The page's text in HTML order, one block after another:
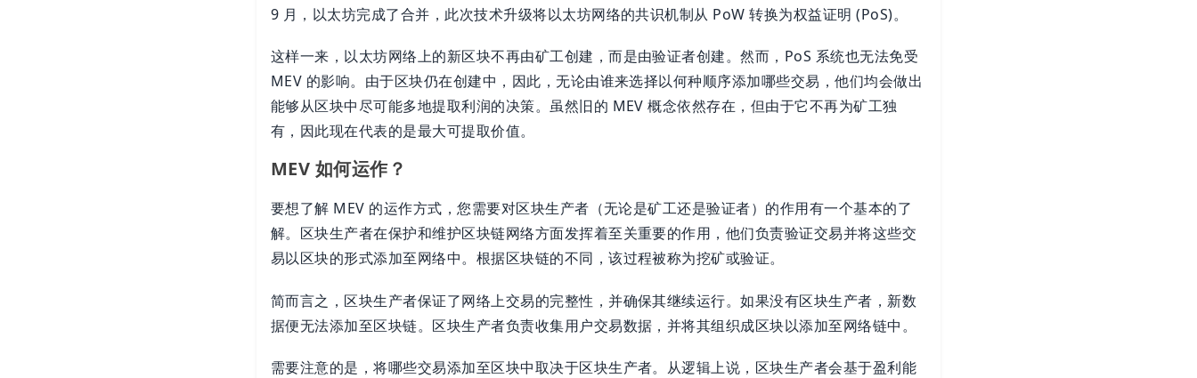
9 月，以太坊完成了合并，此次技术升级将以太坊网络的共识机制从 PoW 转换为权益证明 (PoS)。
这样一来，以太坊网络上的新区块不再由矿工创建，而是由验证者创建。然而，PoS 系统也无法免受
MEV 的影响。由于区块仍在创建中，因此，无论由谁来选择以何种顺序添加哪些交易，他们均会做出
能够从区块中尽可能多地提取利润的决策。虽然旧的 MEV 概念依然存在，但由于它不再为矿工独
有，因此现在代表的是最大可提取价值。
MEV 如何运作？
要想了解 MEV 的运作方式，您需要对区块生产者（无论是矿工还是验证者）的作用有一个基本的了
解。区块生产者在保护和维护区块链网络方面发挥着至关重要的作用，他们负责验证交易并将这些交
易以区块的形式添加至网络中。根据区块链的不同，该过程被称为挖矿或验证。
简而言之，区块生产者保证了网络上交易的完整性，并确保其继续运行。如果没有区块生产者，新数
据便无法添加至区块链。区块生产者负责收集用户交易数据，并将其组织成区块以添加至网络链中。
需要注意的是，将哪些交易添加至区块中取决于区块生产者。从逻辑上说，区块生产者会基于盈利能